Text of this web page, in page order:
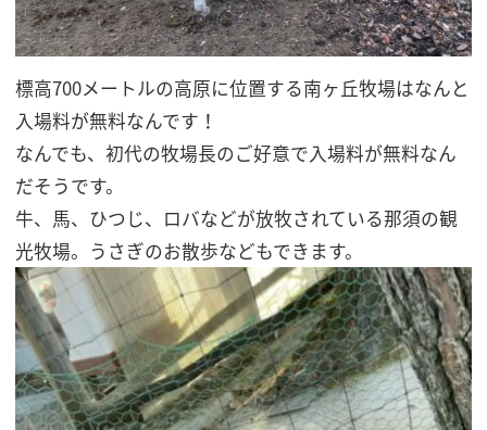
標高700メートルの高原に位置する南ヶ丘牧場はなんと
入場料が無料なんです！
なんでも、初代の牧場長のご好意で入場料が無料なん
だそうです。
牛、馬、ひつじ、ロバなどが放牧されている那須の観
光牧場。うさぎのお散歩などもできます。